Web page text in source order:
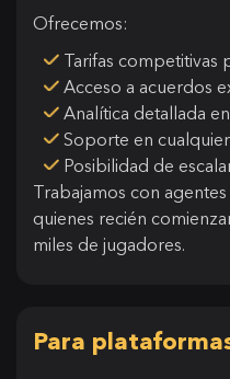
Ofrecemos:
Tarifas competitivas
Acceso a acuerdos
Analítica detallada
Soporte en
Posibilidad de
Trabajamos con
quienes recién
miles de jugadores.
Para